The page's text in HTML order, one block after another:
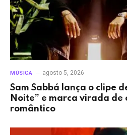
MÚSICA agosto 5, 2026
Sam Sabbá lança o clipe
Noite” e marca virada de
romântico